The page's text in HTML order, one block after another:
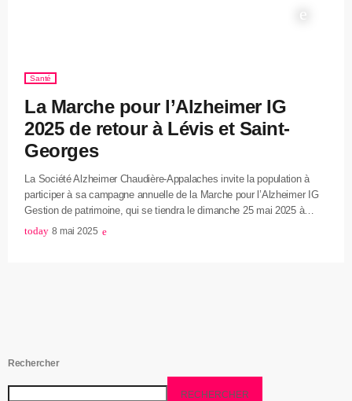
Santé
La Marche pour l’Alzheimer IG
2025 de retour à Lévis et Saint-
Georges
La Société Alzheimer Chaudière-Appalaches invite la population à
participer à sa campagne annuelle de la Marche pour l’Alzheimer IG
Gestion de patrimoine, qui se tiendra le dimanche 25 mai 2025 à
Lévis (Parc Champigny, Saint-Jean-Chrysostome) et Saint-Georges
today 8 mai 2025
Rechercher
RECHERCHER